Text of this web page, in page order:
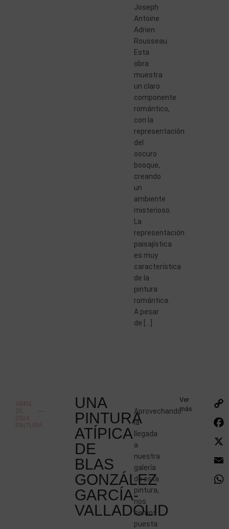
Joseph
Antoine
Adrien
Rousseau.
Esta
obra
muestra
un claro
componente
romántico,
con la
representación
del
oscuro
bosque,
creando
un
ambiente
misterioso.
La
representación
paisajística
es muy
característica
de la
pintura
romántica.
A pesar
de […]
ABRIL
26,
2024
PINTURA
UNA
PINTURA
ATÍPICA
DE
BLAS
GONZÁLEZ
GARCÍA-
VALLADOLID
Aprovechando
la
llegada
a
nuestra
galería
de esta
pintura,
nos
hemos
puesta
Ver
más